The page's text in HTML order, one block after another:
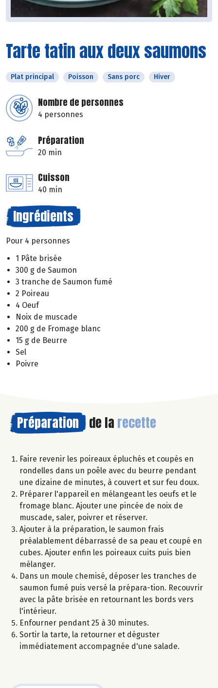
Tarte tatin aux deux saumons
Plat principal Poisson Sans porc Hiver
Nombre de personnes
4 personnes
Préparation
20 min
Cuisson
40 min
Ingrédients
Pour 4 personnes
1 Pâte brisée
300 g de Saumon
3 tranche de Saumon fumé
2 Poireau
4 Oeuf
Noix de muscade
200 g de Fromage blanc
15 g de Beurre
Sel
Poivre
Préparation de la recette
Faire revenir les poireaux épluchés et coupés en
rondelles dans un poêle avec du beurre pendant
une dizaine de minutes, à couvert et sur feu doux.
Préparer l'appareil en mélangeant les oeufs et le
fromage blanc. Ajouter une pincée de noix de
muscade, saler, poivrer et réserver.
Ajouter à la préparation, le saumon frais
préalablement débarrassé de sa peau et coupé en
cubes. Ajouter enfin les poireaux cuits puis bien
mélanger.
Dans un moule chemisé, déposer les tranches de
saumon fumé puis versé la prépara-tion. Recouvrir
avec la pâte brisée en retournant les bords vers
l'intérieur.
Enfourner pendant 25 à 30 minutes.
Sortir la tarte, la retourner et déguster
immédiatement accompagnée d'une salade.